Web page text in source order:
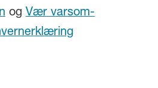
og Vær varsom-